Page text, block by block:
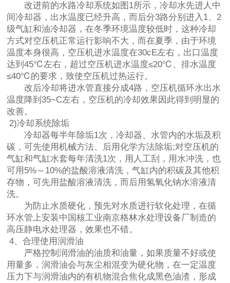
改进前的水路冷却系统如图1所示，冷却水先进人中
间冷却器，出水温度已经升高，而后分3路分别进入1、2
级气缸和油冷却器，在冬季环境温度较低时，这种冷却
方式对空压机正常运行影响不大，而在夏季，由于环境
温度本身很高，空压机进水温度在30cE左右，出口温度
达到45℃左右，超过空压机进水温度≤20℃、排水温度
≤40℃的要求，致使空压机过热运行。
改后冷却将进水管直接分成4路，空压机循环水出水
温度降到35~C左右，空压机的冷却效果因此得到明显的
改善。
2)冷却系统除垢
冷却器每半年除垢1次，冷却器、水管内的水垢及积
碳，可先使用机械方法、后用化学方法除垢;对空压机的
气缸和气缸水套每年清洗1次，用人工刮，用水冲洗，也
可用5%～10%的盐酸溶液清洗，气缸内的积碳及其他积
存物，可先用盐酸溶液清洗，而后用氢氧化钠水溶液清
洗。
为防止水质硬化，预先对水质进行软化处理，在循
环水管上安装中国核工业南京格林水处理设备厂制造的
高压静电水处理器，效果也不错。
4、合理使用润滑油
严格控制润滑油的油质和油量，如果质量不好或使
用量多，润滑油会与灰尘相混变为硬化物，在一定温度
压力下与润滑油内的有机物混合焦化成黑色油渣，形成